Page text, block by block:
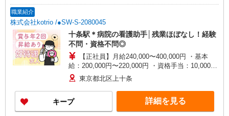
職業紹介
株式会社kotrio /●SW-S-2080045
十条駅＊病院の看護助手│残業ほぼなし！経験
不問・資格不問◎
【正社員】月給240,000〜400,000円 ・基本
給：200,000円〜220,000円 ・資格手当：10,000〜
30,000円 ・役職手当：10,000〜70,000円 ・処遇改
善手当：20,000〜60,000円（勤続年数、保有資格
により変動） ・固定残業手当：20,000円（10時
間） ※固定残業時間を超過する場合には超過勤務
手当として別途支給 ・夜勤手当：10,000円/1回
東京都北区上十条
キープ 詳細を見る